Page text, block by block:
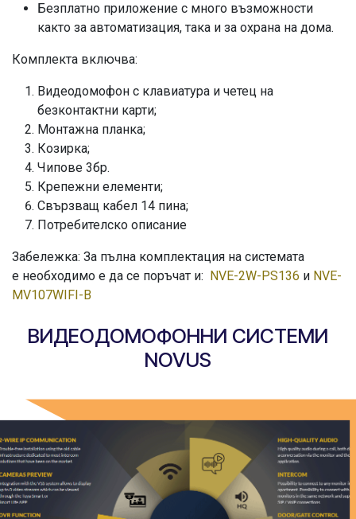
Безплатно приложение с много възможности
както за автоматизация, така и за охрана на дома.
Комплекта включва:
Видеодомофон с клавиатура и четец на
безконтактни карти;
Монтажна планка;
Козирка;
Чипове 3бр.
Крепежни елементи;
Свързващ кабел 14 пина;
Потребителско описание
Забележка: За пълна комплектация на системата
е необходимо е да се поръчат и:
NVE-2W-PS136 и NVE-
MV107WIFI-B
ВИДЕОДОМОФОННИ СИСТЕМИ
NOVUS